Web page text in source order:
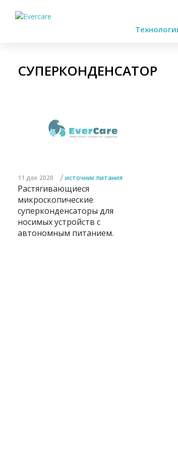
СУПЕРКОНДЕНСАТОР
11 дек 2020 / источник питания
Растягивающиеся
микроскопические
суперконденсаторы для
носимых устройств с
автономным питанием.